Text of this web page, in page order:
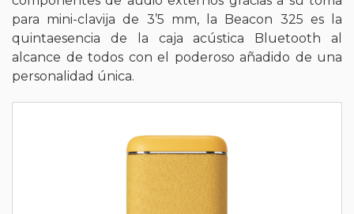
para mini-clavija de 3’5 mm, la Beacon 325 es la
quintaesencia de la caja acústica Bluetooth al
alcance de todos con el poderoso añadido de una
personalidad única.